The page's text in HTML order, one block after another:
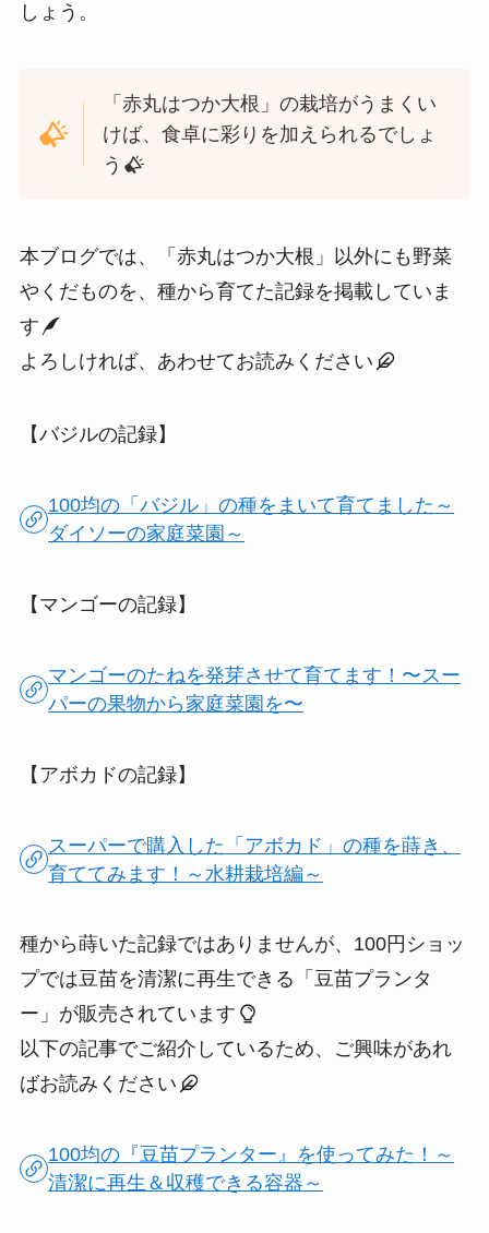
しょう。
「赤丸はつか大根」の栽培がうまくい
けば、食卓に彩りを加えられるでしょ
う
本ブログでは、「赤丸はつか大根」以外にも野菜
やくだものを、種から育てた記録を掲載していま
す
よろしければ、あわせてお読みください
【バジルの記録】
100均の「バジル」の種をまいて育てました～
ダイソーの家庭菜園～
【マンゴーの記録】
マンゴーのたねを発芽させて育てます！〜スー
パーの果物から家庭菜園を〜
【アボカドの記録】
スーパーで購入した「アボカド」の種を蒔き、
育ててみます！～水耕栽培編～
種から蒔いた記録ではありませんが、100円ショッ
プでは豆苗を清潔に再生できる「豆苗プランタ
ー」が販売されています
以下の記事でご紹介しているため、ご興味があれ
ばお読みください
100均の『豆苗プランター』を使ってみた！～
清潔に再生＆収穫できる容器～